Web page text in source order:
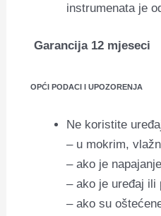
instrumenata je
Garancija 12 mjeseci
OPĆI PODACI I UPOZORENJA
Ne koristite
– u mokrim,
– ako je
– ako je uređaj ili
– ako su